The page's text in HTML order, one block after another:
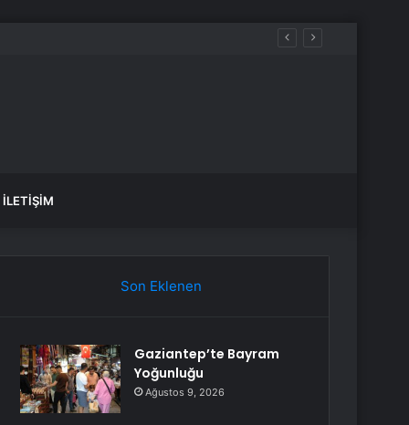
İLETIŞIM
Son Eklenen
Gaziantep’te Bayram
Yoğunluğu
Ağustos 9, 2026